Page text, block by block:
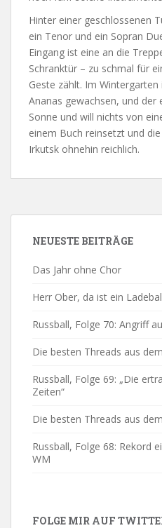
Hinter einer geschlossenen
ein Tenor und ein Sopran
Eingang ist eine an die
Schranktür – zu schmal für
Geste zählt. Im Wintergarten
Ananas gewachsen, und der
Sonne und will nichts von
einem Buch reinsetzt und
Irkutsk ohnehin reichlich.
NEUESTE BEITRÄGE
Das Jahr ohne Chor
Herr Ober, da ist ein
Russball, Folge 70: Angriff
Die besten Threads aus
Russball, Folge 69: „Die
Zeiten“
Die besten Threads aus
Russball, Folge 68: Rekord
WM
FOLGE MIR AUF